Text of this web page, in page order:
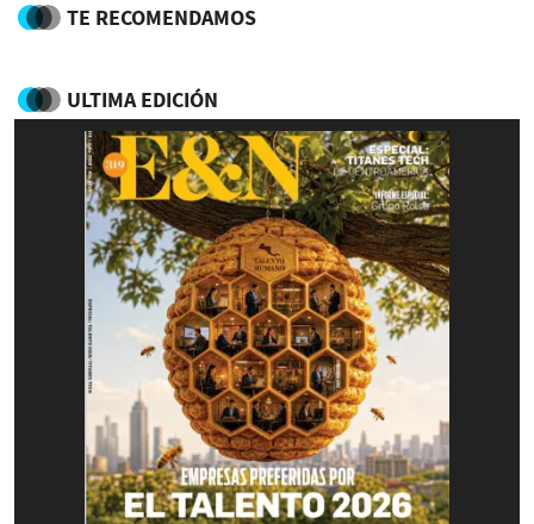
TE RECOMENDAMOS
ULTIMA EDICIÓN